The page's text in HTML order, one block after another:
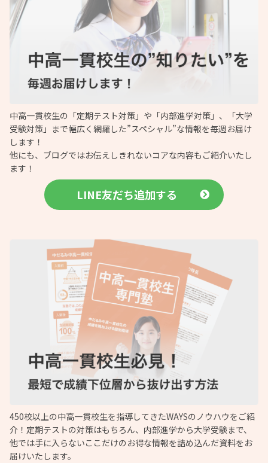
中高一貫校生の「定期テスト対策」や「内部進学対策」、「大学
受験対策」まで幅広く網羅した”スペシャル”な情報を毎週お届け
します！
他にも、ブログではお伝えしきれないコアな内容もご紹介いたし
ます！
LINE友だち追加する
450校以上の中高一貫校生を指導してきたWAYSのノウハウをご紹
介！定期テストの対策はもちろん、内部進学から大学受験まで、
他では手に入らないここだけのお得な情報を詰め込んだ資料をお
届けいたします。